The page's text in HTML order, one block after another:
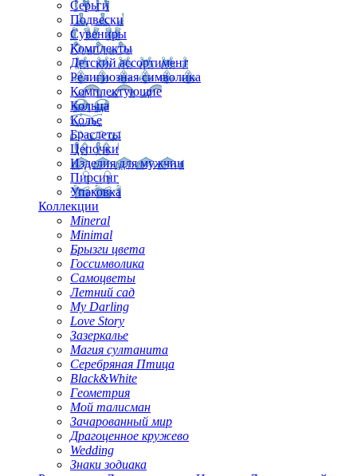
Серьги
Подвески
Сувениры
Комплекты
Детский ассортимент
Религиозная символика
Комплектующие
Кольца
Колье
Браслеты
Цепочки
Изделия для мужчин
Пирсинг
Упаковка
Коллекции
Mineral
Minimal
Брызги цвета
Госсимволика
Самоцветы
Летний сад
My Darling
Love Story
Зазеркалье
Магия султанита
Серебряная Птица
Black&White
Геометрия
Мой талисман
Зачарованный мир
Драгоценное кружево
Wedding
Знаки зодиака